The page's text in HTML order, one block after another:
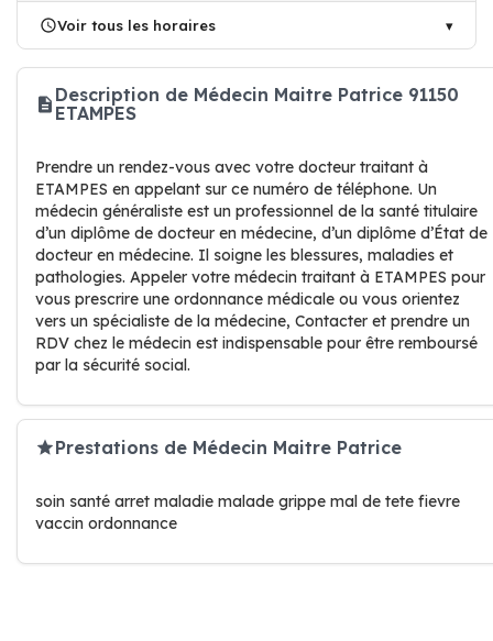
Voir tous les horaires
Description de Médecin Maitre Patrice 91150
ETAMPES
Prendre un rendez-vous avec votre docteur traitant à
ETAMPES en appelant sur ce numéro de téléphone. Un
médecin généraliste est un professionnel de la santé titulaire
d’un diplôme de docteur en médecine, d’un diplôme d’État de
docteur en médecine. Il soigne les blessures, maladies et
pathologies. Appeler votre médecin traitant à ETAMPES pour
vous prescrire une ordonnance médicale ou vous orientez
vers un spécialiste de la médecine, Contacter et prendre un
RDV chez le médecin est indispensable pour être remboursé
par la sécurité social.
Prestations de Médecin Maitre Patrice
soin santé arret maladie malade grippe mal de tete fievre
vaccin ordonnance